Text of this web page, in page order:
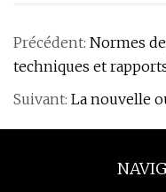
Précédent: Normes
techniques et
Suivant: La nouvelle